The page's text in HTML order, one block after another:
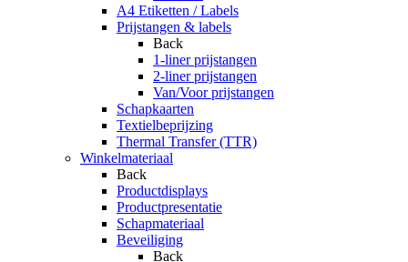
A4 Etiketten / Labels
Prijstangen & labels
Back
1-liner prijstangen
2-liner prijstangen
Van/Voor prijstangen
Schapkaarten
Textielbeprijzing
Thermal Transfer (TTR)
Winkelmateriaal
Back
Productdisplays
Productpresentatie
Schapmateriaal
Beveiliging
Back